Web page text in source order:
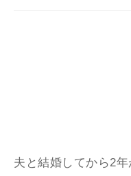
夫と結婚してから2